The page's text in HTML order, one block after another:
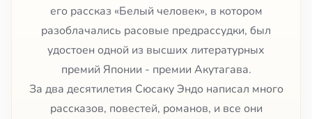
его рассказ «Белый человек», в котором
разоблачались расовые предрассудки, был
удостоен одной из высших литературных
премий Японии - премии Акутагава.
За два десятилетия Сюсаку Эндо написал много
рассказов, повестей, романов, и все они